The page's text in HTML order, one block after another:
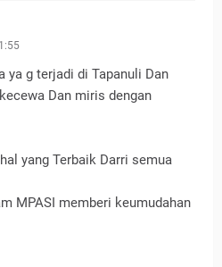
ya g terjadi di Tapanuli Dan
Dan miris dengan
yang Terbaik Darri semua
MPASI memberi keumudahan